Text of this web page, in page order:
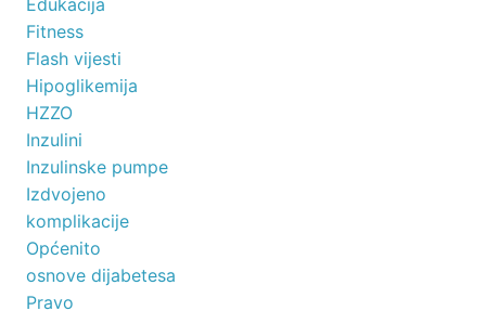
Edukacija
Fitness
Flash vijesti
Hipoglikemija
HZZO
Inzulini
Inzulinske pumpe
Izdvojeno
komplikacije
Općenito
osnove dijabetesa
Pravo